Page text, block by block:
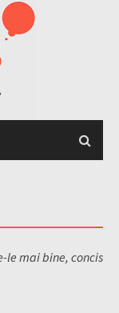
le mai bine, concis